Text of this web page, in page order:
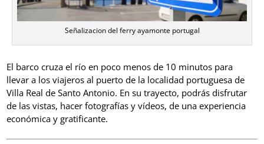
Señalizacion del ferry ayamonte portugal
El barco cruza el río en poco menos de 10 minutos para
llevar a los viajeros al puerto de la localidad portuguesa de
Villa Real de Santo Antonio. En su trayecto, podrás disfrutar
de las vistas, hacer fotografías y vídeos, de una experiencia
económica y gratificante.